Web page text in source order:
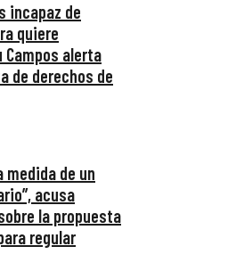
incapaz de
quiere
Campos alerta
de derechos de
medida de un
acusa
la propuesta
regular